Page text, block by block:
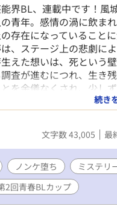
界BL、連載中です！風
青年。感情の渦に飲ま
の存在になっていること
、ステージ上の悲劇に
えた想いは、死という
査が進むにつれ、生き
とを余儀なくされ、少し
むのは、秘密、利己心、
金をめぐる企業の闇が
。
第2回青春BLカップ エン
ございます。 このたび
ァポリス主催の「第2回
ました。 エントリー初
いう素晴らしい結果を
続き
文字数 43,005 最
ノンケ堕ち ミステリ
2回青春BLカップ